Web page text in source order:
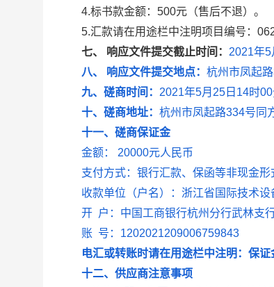
4.标书款金额： 500元（售后不退）。
5.汇款请在用途栏中注明项目编号：
七、 响应文件提交截止时间： 2021年5
八、 响应文件提交地点：杭州市凤起路
九、磋商时间： 2021年5月 25 日 14时00
十、磋商地址：杭州市凤起路334号同
十一、磋商保证金
金额： 20000元人民币
支付方式： 银行汇款、保函等非现金形
收款单位（户名）： 浙江省国际技术设
开 户： 中国工商银行杭州分行武林支
账 号： 1202021209006759843
电汇或转账时请在用途栏中注明：保证
十二、供应商注意事项